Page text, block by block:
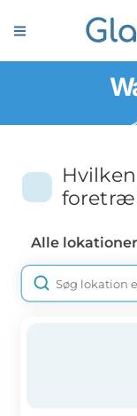
Hvilken
Alle lokationer